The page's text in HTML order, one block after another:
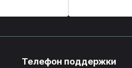
Телефон поддержки